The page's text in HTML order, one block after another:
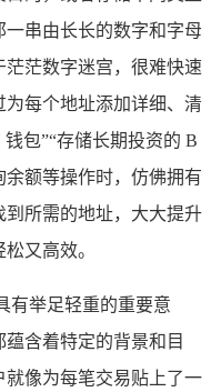
串由长长的数字和字母
茫数字迷宫，很难快速
每个地址添加详细、清
包”“存储长期投资的 B
额等操作时，仿佛拥有
所需的地址，大大提升
又高效。
有举足轻重的重要意
含着特定的背景和目
像为每笔交易贴上了一